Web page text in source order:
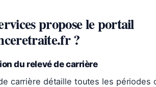
propose le portail
?
du relevé de carrière
carrière détaille toutes les périodes